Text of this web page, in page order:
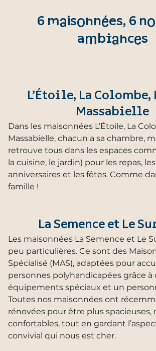
6 maisonnées, 6
ambiances
L’Étoile, La Colombe,
Massabielle
Dans les maisonnées L’Étoile, La
Massabielle, chacun a sa chambre,
retrouve tous dans les espaces
la cuisine, le jardin) pour les repas,
anniversaires et les fêtes. Comme
famille !
La Semence et Le
Les maisonnées La Semence et Le
peu particulières. Ce sont des
Spécialisé (MAS), adaptées pour
personnes polyhandicapées grâce à
équipements spéciaux et un
Toutes nos maisonnées ont
rénovées pour être plus spacieuses,
confortables, tout en gardant
convivial qui nous est cher.